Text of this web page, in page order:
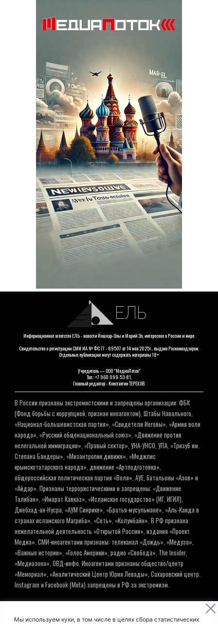
Мы используем куки, в том числе в целях сбора статистических
ЕЛЬ
Информационное агентство ЕЛЬ - новости Йошкар-Олы и Марий Эл, интересное в России и мире.
Свидетельство о регистрации СМИ ИА № ФС 77 - 89507 от 14 мая 2025г., выдано Роскомнадзором.
Отдельные публикации могут содержать материалы 18+
Учредитель — ООО "МедиаПоток"
Тел.: +7 960 099-53-81.
Главный редактор - Константин ТЕРЕХОВ.
В России признаны экстремистскими и запрещены организации: ФБК
(Фонд борьбы с коррупцией, признан иноагентом), Штабы Навального,
«Национал-большевистская партия», «Свидетели Иеговы», «Армия воли
народа», «Русский общенациональный союз», «Движение против
нелегальной иммиграции», «Правый сектор», УНА-УНСО, УПА, «Тризуб им.
Степана Бандеры», «Мизантропик дивижн», «Меджлис
крымскотатарского народа», движение «Артподготовка»,
общероссийская политическая партия «Воля», АУЕ, батальоны «Азов» и
«Айдар». Признаны террористическими и запрещены: «Движение
Талибан», «Имарат Кавказ», «Исламское государство» (ИГ, ИГИЛ),
Джебхад-ан-Нусра, «АУМ Синрике», «Братья-мусульмане», «Аль-Каида в
странах исламского Магриба», «Сеть», «Колумбайн». В РФ признана
нежелательной деятельность «Открытой России», издания «Проект
Медиа». СМИ-иноагентами признаны: телеканал «Дождь», «Медуза»,
«Важные истории», «Голос Америки», радио «Свобода», The Insider,
«Медиазона», ОВД-инфо. Иноагентами признаны общество/центр
«Мемориал», «Аналитический Центр Юрия Левады», Сахаровский центр.
Instagram и Facebook (Metа) запрещены в РФ за экстремизм.
© ИНФОРМАЦИОННОЕ АГЕНТСТВО ЕЛЬ